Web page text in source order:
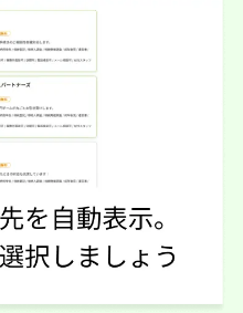
人の母が近々入院する予定
で電話確認のみでの相続登
ました。母に無理させられ
。
所詳細をみる
3.75
ディアトル法律事務